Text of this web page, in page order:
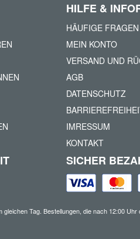
HILFE &
HÄUFIGE
MEIN KONTO
VERSAND UND
AGB
DATENSCHUTZ
IMRESSUM
KONTAKT
SICHER
Tag. Bestellungen, die nach 12:00